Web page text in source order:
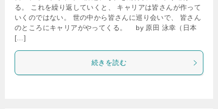
る。 これを繰り返していくと、 キャリアは皆さんが作って
いくのではない。 世の中から皆さんに巡り会いで、 皆さん
のところにキャリアがやってくる。 by 原田 泳幸（日本
[…]
続きを読む